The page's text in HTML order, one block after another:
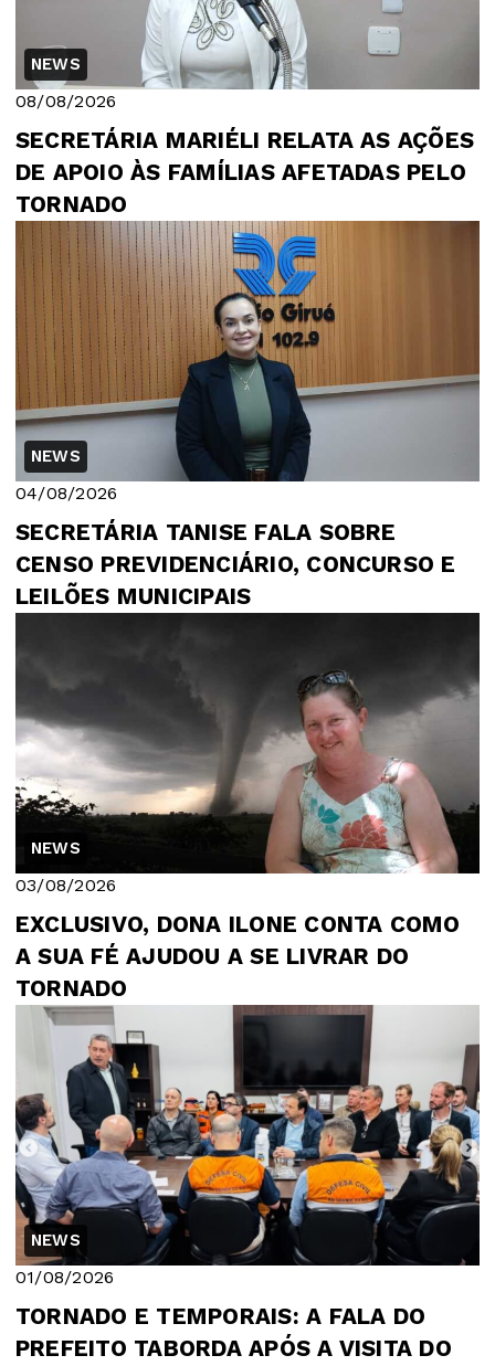
NEWS
08/08/2026
SECRETÁRIA MARIÉLI RELATA AS AÇÕES
DE APOIO ÀS FAMÍLIAS AFETADAS PELO
TORNADO
NEWS
04/08/2026
SECRETÁRIA TANISE FALA SOBRE
CENSO PREVIDENCIÁRIO, CONCURSO E
LEILÕES MUNICIPAIS
NEWS
03/08/2026
EXCLUSIVO, DONA ILONE CONTA COMO
A SUA FÉ AJUDOU A SE LIVRAR DO
TORNADO
NEWS
01/08/2026
TORNADO E TEMPORAIS: A FALA DO
PREFEITO TABORDA APÓS A VISITA DO